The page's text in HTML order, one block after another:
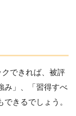
できれば、被評
み」、「習得すべ
きるでしょう。